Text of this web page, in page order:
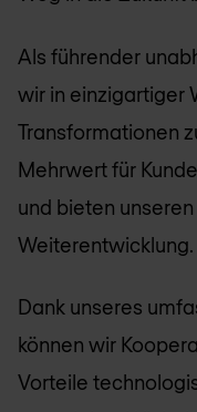
Als führender
wir in einzigartiger
Transformationen
Mehrwert für
und bieten
Weiterentwicklung.
Dank unseres
können wir
Vorteile